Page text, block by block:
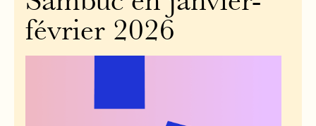
février 2026